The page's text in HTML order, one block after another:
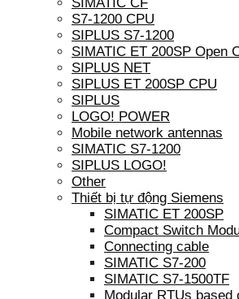
S7-1200 CPU
SIPLUS S7-1200
SIMATIC ET 200SP Open
SIPLUS NET
SIPLUS ET 200SP CPU
SIPLUS
LOGO! POWER
Mobile network antennas
SIMATIC S7-1200
SIPLUS LOGO!
Other
Thiết bị tự động Siemens
SIMATIC ET 200SP
Compact Switch
Connecting cable
SIMATIC S7-200
SIMATIC S7-1500TF
Modular RTUs based